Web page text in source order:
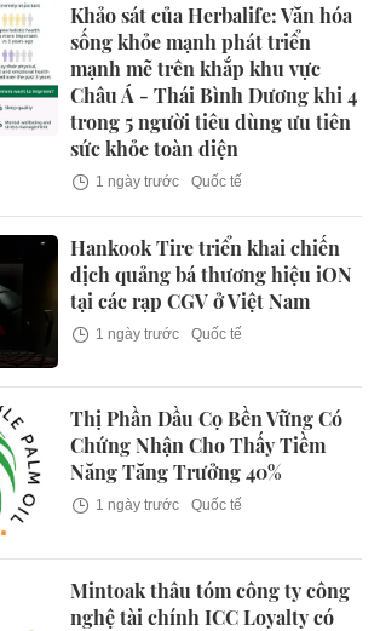
Khảo sát của Herbalife: Văn hóa
sống khỏe mạnh phát triển
mạnh mẽ trên khắp khu vực
Châu Á - Thái Bình Dương khi 4
trong 5 người tiêu dùng ưu tiên
sức khỏe toàn diện
1 ngày trước Quốc tế
Hankook Tire triển khai chiến
dịch quảng bá thương hiệu iON
tại các rạp CGV ở Việt Nam
1 ngày trước Quốc tế
Thị Phần Dầu Cọ Bền Vững Có
Chứng Nhận Cho Thấy Tiềm
Năng Tăng Trưởng 40%
1 ngày trước Quốc tế
Mintoak thâu tóm công ty công
nghệ tài chính ICC Loyalty có